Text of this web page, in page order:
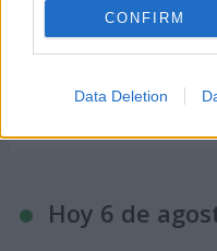
CONFIRM
Data Deletion
Cáncer de
Del 18 al 25 de enero
Semana de
Cristianos
Hoy 6 de